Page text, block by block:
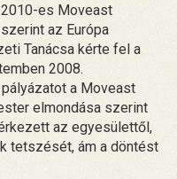
es Moveast
az Európa
Tanácsa kérte fel a
2008.
a Moveast
elmondása szerint
az egyesülettől,
tetszését, ám a döntést